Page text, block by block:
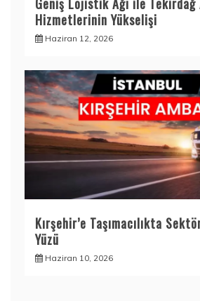
Hizmetlerinin Yükselişi
Haziran 12, 2026
Kırşehir’e Taşımacılıkta
Yüzü
Haziran 10, 2026